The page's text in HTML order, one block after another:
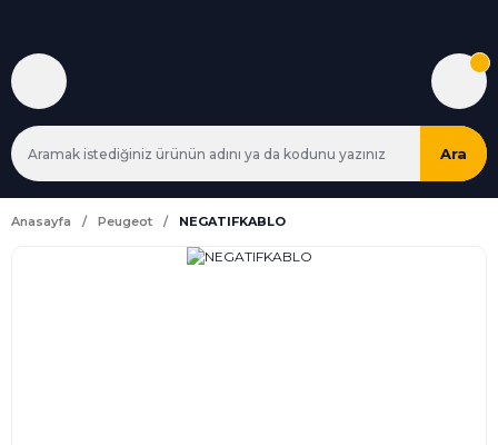
Ara
Anasayfa Peugeot NEGATIFKABLO